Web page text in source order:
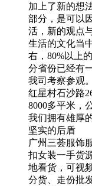
加上了新的想
部分，是可以
活，新的观点
生活的文化当
右，80%以上
分省份已经有
我司考察参观
红星村石沙路
8000多平米，
我们拥有雄厚
坚实的后盾
广州三荟服饰
扣女装一手货
地看货，可视
分货、走份批